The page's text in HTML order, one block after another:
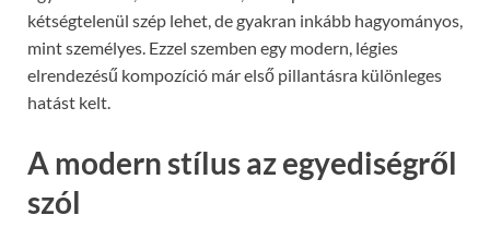
kétségtelenül szép lehet, de gyakran inkább hagyományos,
mint személyes. Ezzel szemben egy modern, légies
elrendezésű kompozíció már első pillantásra különleges
hatást kelt.
A modern stílus az egyediségről
szól